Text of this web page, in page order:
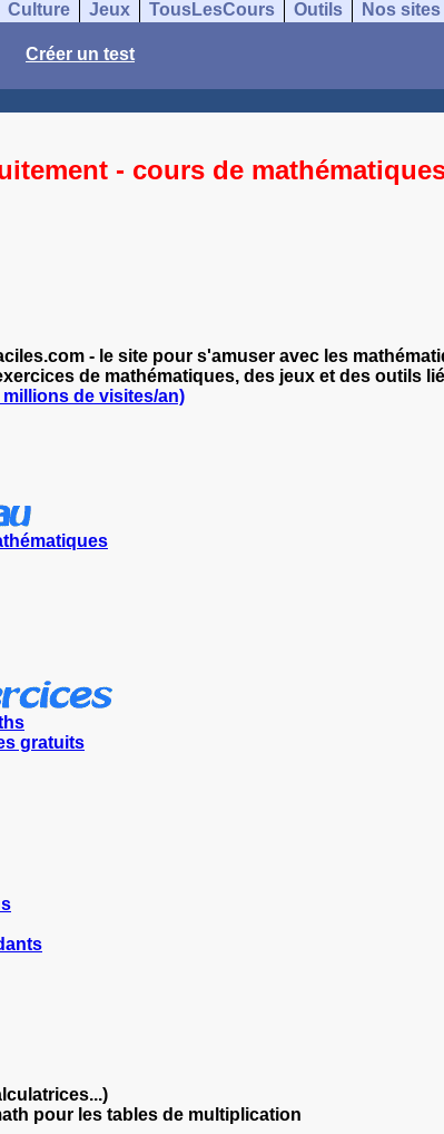
Culture Jeux TousLesCours Outils Nos sites
Créer un test
- cours de
- le site pour s'amuser avec les
de mathématiques, des jeux et des outils
de visites/an)
gratuits
pour les tables de multiplication